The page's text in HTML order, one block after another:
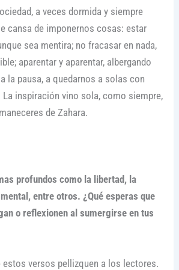
a veces dormida y siempre
cansa de imponernos cosas: estar
sea mentira; no fracasar en nada,
aparentar y aparentar, albergando
la pausa, a quedarnos a solas con
inspiración vino sola, como siempre,
de Zahara.
profundos como la libertad, la
entre otros. ¿Qué esperas que
o reflexionen al sumergirse en tus
estos versos pellizquen a los lectores.